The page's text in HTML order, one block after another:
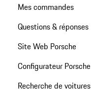
Mes commandes
Questions & réponses
Site Web Porsche
Configurateur Porsche
Recherche de